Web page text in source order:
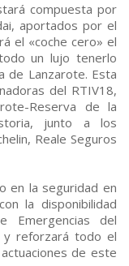
compuesta por
aportados por el
el «coche cero» el
un lujo tenerlo
de Lanzarote. Esta
del RTIV18,
Reserva de la
junto a los
Reale Seguros
en la seguridad en
la disponibilidad
Emergencias del
y reforzará todo el
de este